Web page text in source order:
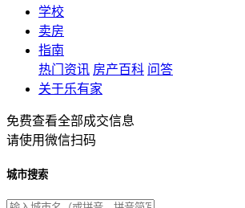
学校
卖房
指南
热门资讯 房产百科 问答
关于乐有家
免费查看全部成交信息
请使用微信扫码
城市搜索